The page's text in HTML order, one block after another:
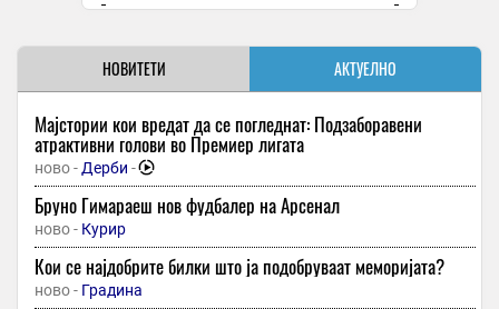
НОВИТЕТИ АКТУЕЛНО
Мајстории кои вредат да се погледнат: Подзаборавени
атрактивни голови во Премиер лигата
ново - Дерби -
Бруно Гимараеш нов фудбалер на Арсенал
ново - Курир
Кои се најдобрите билки што ја подобруваат меморијата?
ново - Градина